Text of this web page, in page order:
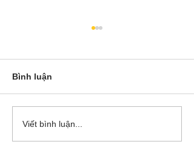
Cô Hoa Duong chia sẻ
Bình luận
Viết bình luận...